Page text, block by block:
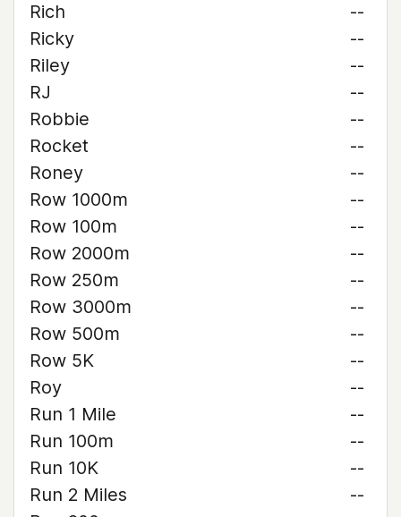
Rich
--
Ricky
--
Riley
--
RJ
--
Robbie
--
Rocket
--
Roney
--
Row 1000m
--
Row 100m
--
Row 2000m
--
Row 250m
--
Row 3000m
--
Row 500m
--
Row 5K
--
Roy
--
Run 1 Mile
--
Run 100m
--
Run 10K
--
Run 2 Miles
--